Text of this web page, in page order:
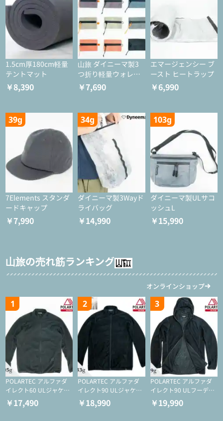
1.5cm厚180cm軽量
テントマット
￥8,390
山旅 ダイニーマ製3
つ折り軽量ウォレッ
ト
￥7,690
エマージェンシー ブ
ースト ヒートラップ
￥6,990
39g
7Elements スタンダ
ードキャップ
￥7,990
34g
ダイニーマ製3Wayド
ライバッグ
￥14,990
103g
ダイニーマ製ULサコ
ッシュL
￥15,990
山旅の売れ筋ランキング
オンラインショップ
1
POLARTEC アルファダ
イレクト60 ULジャケッ
ト（登山/ミドルレイヤ
ー/化繊ジャケット）
￥17,490
2
POLARTEC アルファダ
イレクト90 ULジャケッ
ト（アクティブインサレ
ーション/ミドルレイヤ
￥18,990
3
POLARTEC アルファダ
イレクト90 ULフーディ
（アクティブインサレー
ション/ミドルレイヤー/
￥19,990